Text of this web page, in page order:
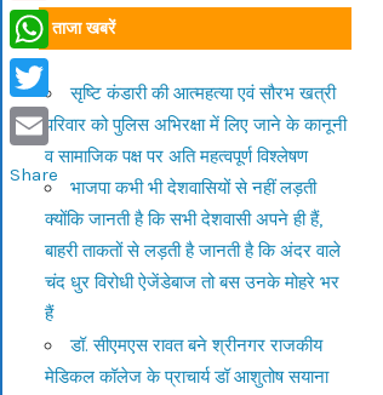
ताजा खबरें
सृष्टि कंडारी की आत्महत्या एवं सौरभ खत्री
परिवार को पुलिस अभिरक्षा में लिए जाने के कानूनी
व सामाजिक पक्ष पर अति महत्वपूर्ण विश्लेषण
भाजपा कभी भी देशवासियों से नहीं लड़ती
क्योंकि जानती है कि सभी देशवासी अपने ही हैं,
बाहरी ताकतों से लड़ती है जानती है कि अंदर वाले
चंद धुर विरोधी ऐजेंडेबाज तो बस उनके मोहरे भर
हैं
डॉ. सीएमएस रावत बने श्रीनगर राजकीय
मेडिकल कॉलेज के प्राचार्य डॉ आशुतोष सयाना
Gmail
WhatsApp
Twitter
Email
Share